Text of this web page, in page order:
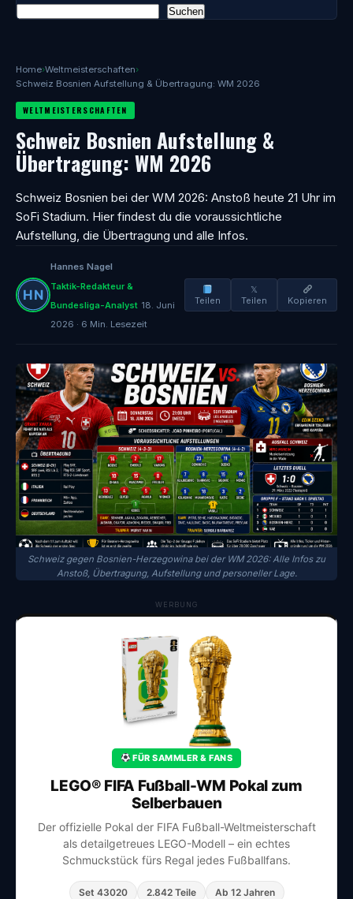
Home›Weltmeisterschaften›
Schweiz Bosnien Aufstellung & Übertragung: WM 2026
WELTMEISTERSCHAFTEN
Schweiz Bosnien Aufstellung &
Übertragung: WM 2026
Schweiz Bosnien bei der WM 2026: Anstoß heute 21 Uhr im
SoFi Stadium. Hier findest du die voraussichtliche
Aufstellung, die Übertragung und alle Infos.
Hannes Nagel
Taktik-Redakteur &
Bundesliga-Analyst 18. Juni
2026 · 6 Min. Lesezeit
Teilen
𝕏
Teilen
Kopieren
Schweiz gegen Bosnien-Herzegowina bei der WM 2026: Alle Infos zu
Anstoß, Übertragung, Aufstellung und personeller Lage.
WERBUNG
FÜR SAMMLER & FANS
LEGO® FIFA Fußball-WM Pokal zum
Selberbauen
Der offizielle Pokal der FIFA Fußball-Weltmeisterschaft
als detailgetreues LEGO-Modell – ein echtes
Schmuckstück fürs Regal jedes Fußballfans.
Set 43020 2.842 Teile Ab 12 Jahren
Suchen